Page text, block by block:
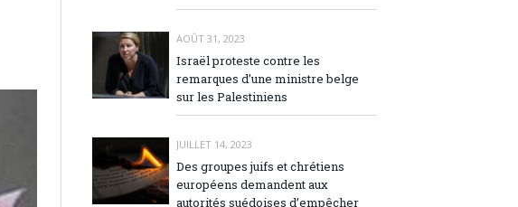
AOÛT 31, 2023
Israël proteste contre les
remarques d’une ministre belge
sur les Palestiniens
JUILLET 14, 2023
Des groupes juifs et chrétiens
européens demandent aux
autorités suédoises d’empêcher